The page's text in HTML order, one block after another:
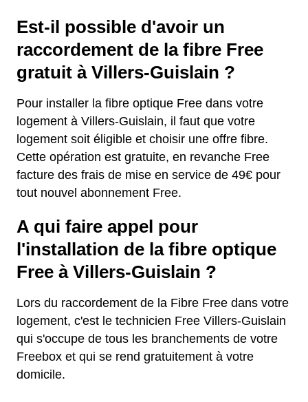
Est-il possible d'avoir un
raccordement de la fibre Free
gratuit à Villers-Guislain ?
Pour installer la fibre optique Free dans votre
logement à Villers-Guislain, il faut que votre
logement soit éligible et choisir une offre fibre.
Cette opération est gratuite, en revanche Free
facture des frais de mise en service de 49€ pour
tout nouvel abonnement Free.
A qui faire appel pour
l'installation de la fibre optique
Free à Villers-Guislain ?
Lors du raccordement de la Fibre Free dans votre
logement, c'est le technicien Free Villers-Guislain
qui s'occupe de tous les branchements de votre
Freebox et qui se rend gratuitement à votre
domicile.